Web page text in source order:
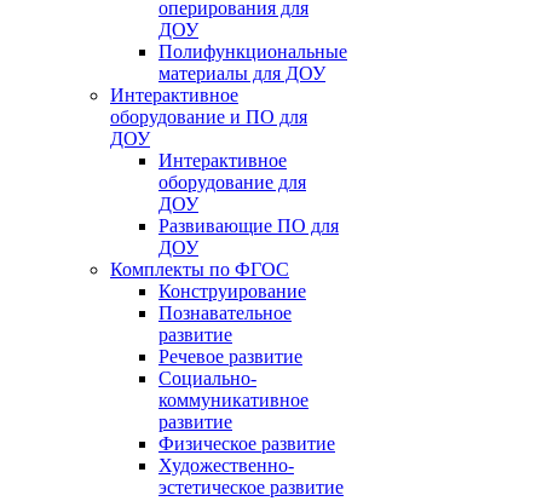
оперирования для
ДОУ
Полифункциональные
материалы для ДОУ
Интерактивное
оборудование и ПО для
ДОУ
Интерактивное
оборудование для
ДОУ
Развивающие ПО для
ДОУ
Комплекты по ФГОС
Конструирование
Познавательное
развитие
Речевое развитие
Социально-
коммуникативное
развитие
Физическое развитие
Художественно-
эстетическое развитие